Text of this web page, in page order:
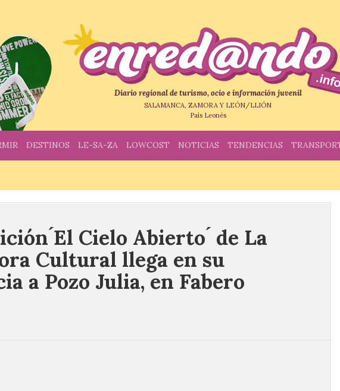
Diario regional de turismo, ocio e información juvenil
SALAMANCA, ZAMORA Y LEÓN/LLIÓN
País Leonés
DESTINOS LE-SA-ZA LOWCOST NOTICIAS TENDENCIAS
́El Cielo Abierto ́ de La
Cultural llega en su
a Pozo Julia, en Fabero